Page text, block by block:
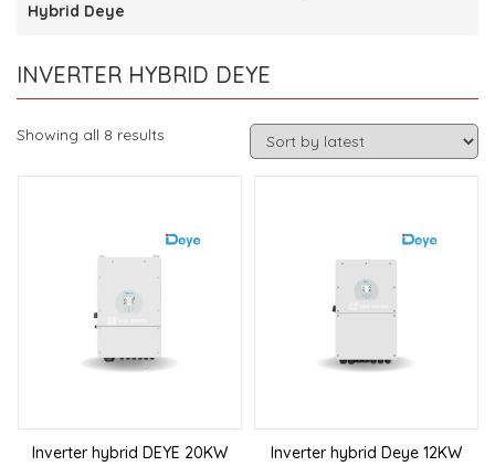
Hybrid Deye
INVERTER HYBRID DEYE
Showing all 8 results
Inverter hybrid DEYE 20KW
Inverter hybrid Deye 12KW